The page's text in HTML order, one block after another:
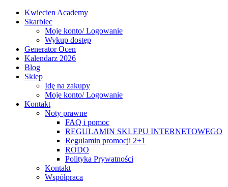
Kwiecien Academy
Skarbiec
Moje konto/ Logowanie
Wykup dostęp
Generator Ocen
Kalendarz 2026
Blog
Sklep
Idę na zakupy
Moje konto/ Logowanie
Kontakt
Noty prawne
FAQ i pomoc
REGULAMIN SKLEPU INTERNETOWEGO
Regulamin promocji 2+1
RODO
Polityka Prywatności
Kontakt
Współpraca